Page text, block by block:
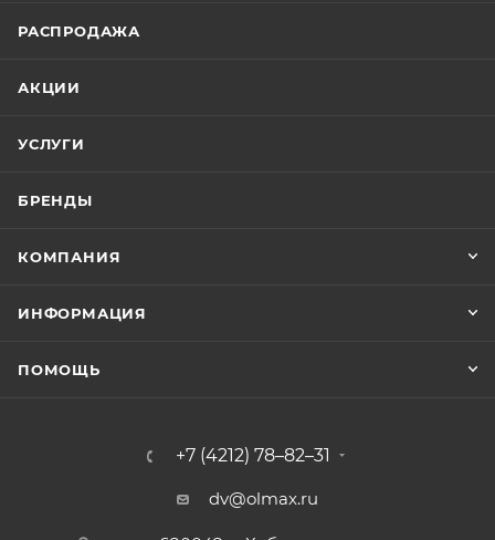
РАСПРОДАЖА
АКЦИИ
УСЛУГИ
БРЕНДЫ
КОМПАНИЯ
ИНФОРМАЦИЯ
ПОМОЩЬ
+7 (4212) 78–82–31
dv@olmax.ru